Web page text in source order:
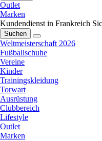
Outlet
Marken
Kundendienst in Frankreich
Suchen
Weltmeisterschaft 2026
Fußballschuhe
Vereine
Kinder
Trainingskleidung
Torwart
Ausrüstung
Clubbereich
Lifestyle
Outlet
Marken